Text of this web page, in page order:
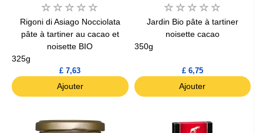
Rigoni di Asiago Nocciolata
pâte à tartiner au cacao et
noisette BIO
325g
£ 7,63
Ajouter
Jardin Bio pâte à tartiner
noisette cacao
350g
£ 6,75
Ajouter